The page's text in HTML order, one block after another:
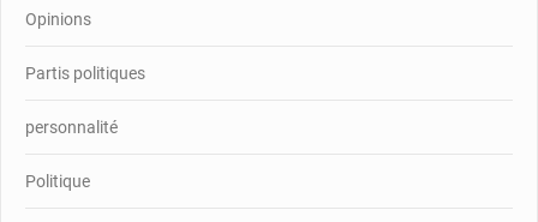
Opinions
Partis politiques
personnalité
Politique